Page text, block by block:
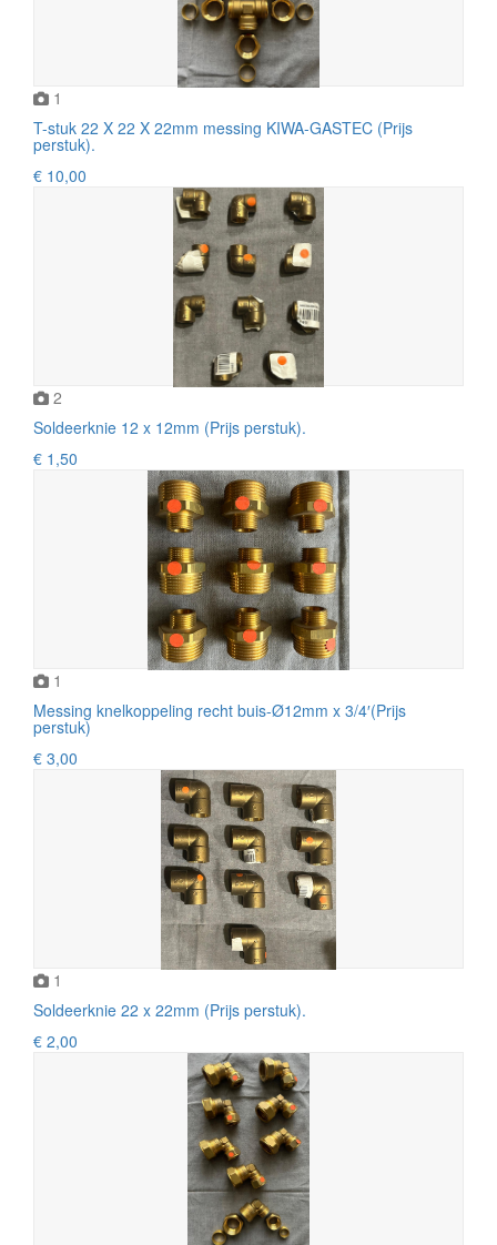
1
T-stuk 22 X 22 X 22mm messing KIWA-GASTEC (Prijs
perstuk).
€ 10,00
2
Soldeerknie 12 x 12mm (Prijs perstuk).
€ 1,50
1
Messing knelkoppeling recht buis-Ø12mm x 3/4′(Prijs
perstuk)
€ 3,00
1
Soldeerknie 22 x 22mm (Prijs perstuk).
€ 2,00